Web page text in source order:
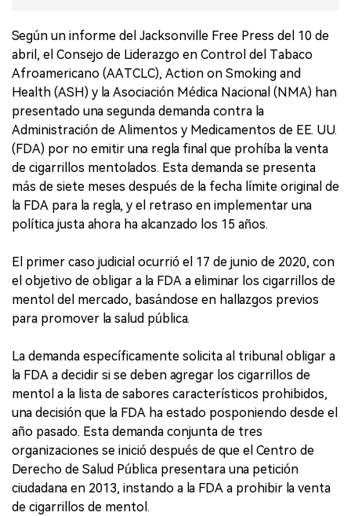
Según un informe del Jacksonville Free Press del 10 de
abril, el Consejo de Liderazgo en Control del Tabaco
Afroamericano (AATCLC), Action on Smoking and
Health (ASH) y la Asociación Médica Nacional (NMA) han
presentado una segunda demanda contra la
Administración de Alimentos y Medicamentos de EE. UU.
(FDA) por no emitir una regla final que prohíba la venta
de cigarrillos mentolados. Esta demanda se presenta
más de siete meses después de la fecha límite original de
la FDA para la regla, y el retraso en implementar una
política justa ahora ha alcanzado los 15 años.
El primer caso judicial ocurrió el 17 de junio de 2020, con
el objetivo de obligar a la FDA a eliminar los cigarrillos de
mentol del mercado, basándose en hallazgos previos
para promover la salud pública.
La demanda específicamente solicita al tribunal obligar a
la FDA a decidir si se deben agregar los cigarrillos de
mentol a la lista de sabores característicos prohibidos,
una decisión que la FDA ha estado posponiendo desde el
año pasado. Esta demanda conjunta de tres
organizaciones se inició después de que el Centro de
Derecho de Salud Pública presentara una petición
ciudadana en 2013, instando a la FDA a prohibir la venta
de cigarrillos de mentol.